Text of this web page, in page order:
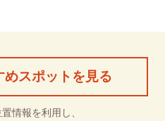
めスポットを見る
情報を利用し、